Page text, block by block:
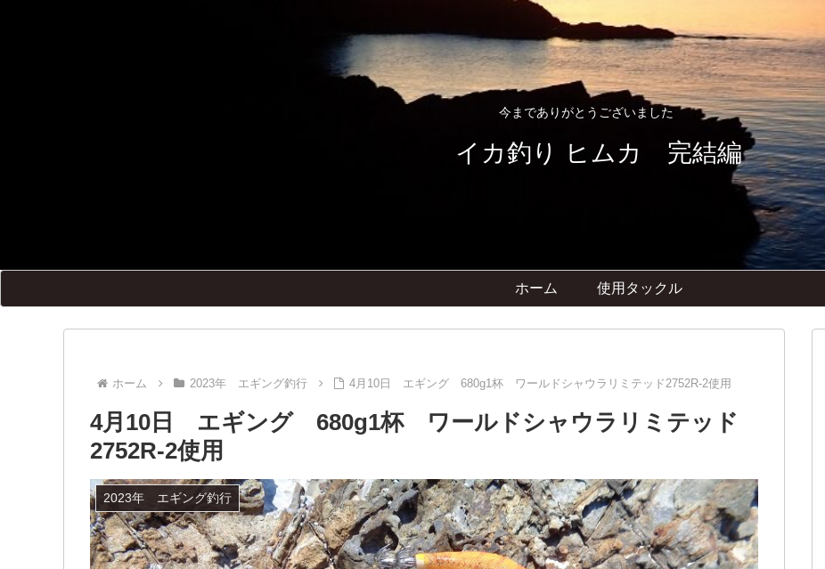
今までありがとうございました
イカ釣り ヒムカ 完結編
ホーム 使用タックル
ホーム 2023年 エギング釣行 4月10日 エギング 680g1杯 ワールドシャウラリミテッド2752R-2使用
4月10日 エギング 680g1杯 ワールドシャウラリミテッド
2752R-2使用
2023年 エギング釣行